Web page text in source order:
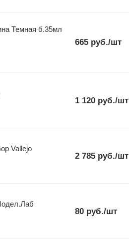
Темная б.35мл
665руб./шт
1 120руб./шт
Vallejo
2 785руб./шт
80руб./шт